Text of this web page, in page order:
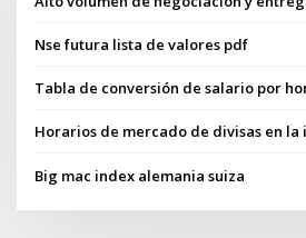
Nse futura lista de valores pdf
Tabla de conversión de salario por
Horarios de mercado de divisas en la
Big mac index alemania suiza